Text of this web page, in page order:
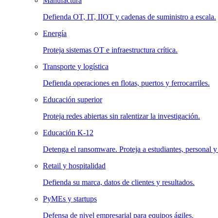
Defienda OT, IT, IIOT y cadenas de suministro a escala.
Energía
Proteja sistemas OT e infraestructura crítica.
Transporte y logística
Defienda operaciones en flotas, puertos y ferrocarriles.
Educación superior
Proteja redes abiertas sin ralentizar la investigación.
Educación K-12
Detenga el ransomware. Proteja a estudiantes, personal y
Retail y hospitalidad
Defienda su marca, datos de clientes y resultados.
PyMEs y startups
Defensa de nivel empresarial para equipos ágiles.